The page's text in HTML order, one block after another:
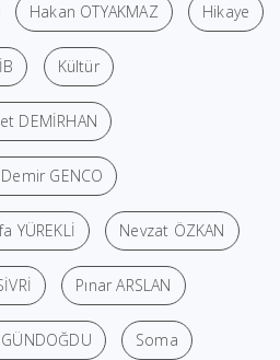
Hakan OTYAKMAZ Hikaye
Kültür
DEMİRHAN
GENCO
YÜREKLİ Nevzat ÖZKAN
Pınar ARSLAN
Soma